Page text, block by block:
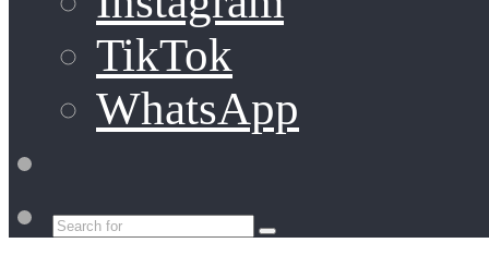
TikTok
WhatsApp
Search